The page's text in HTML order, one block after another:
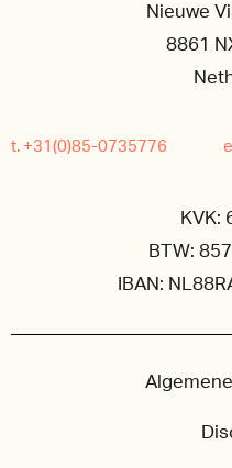
Nieuwe
8861
t. +31(0)85-0735776
KVK:
BTW:
IBAN: